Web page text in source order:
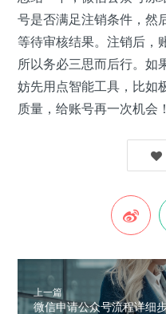
号是否满足注销条件，然
等待审核结果。注销后，
所以务必三思而后行。如
妨先用点智能工具，比如
质量，给账号再一次机会
上一篇
微信申请公众号流程详细